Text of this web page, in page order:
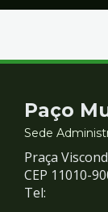
e
Paço
Sede
Praça
CEP 11010-
Tel: